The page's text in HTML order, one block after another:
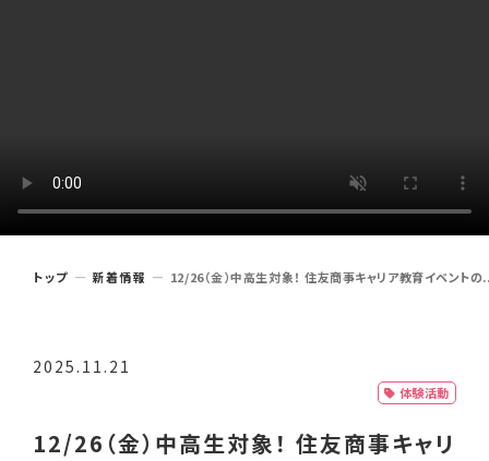
トップ 新着情報 12/26（金）中高生対象！ 住友商事キャリア教育イベントの
2025.11.21
体験活動
12/26（金）中高生対象！ 住友商事キャリ